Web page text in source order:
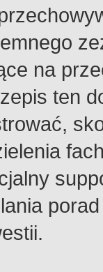
na
ten